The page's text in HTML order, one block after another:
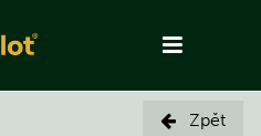
 Zpět